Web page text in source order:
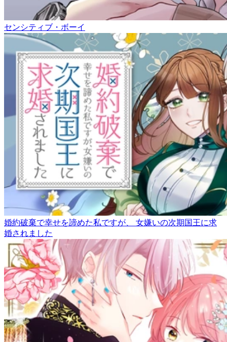
センシティブ・ボーイ
婚約破棄で幸せを諦めた私ですが、 女嫌いの次期国王に求
婚されました